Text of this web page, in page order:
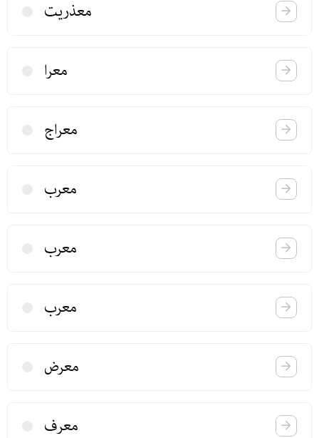
معذریت
معرا
معراج
معرب
معرب
معرب
معرض
معرف